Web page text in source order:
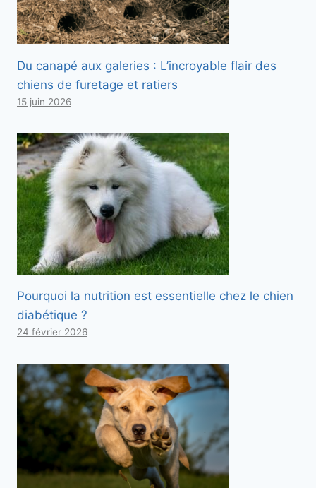
Du canapé aux galeries : L’incroyable flair des
chiens de furetage et ratiers
15 juin 2026
Pourquoi la nutrition est essentielle chez le chien
diabétique ?
24 février 2026